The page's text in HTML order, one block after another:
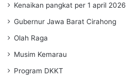
Kenaikan pangkat per 1 april 2026
Gubernur Jawa Barat Cirahong
Olah Raga
Musim Kemarau
Program DKKT